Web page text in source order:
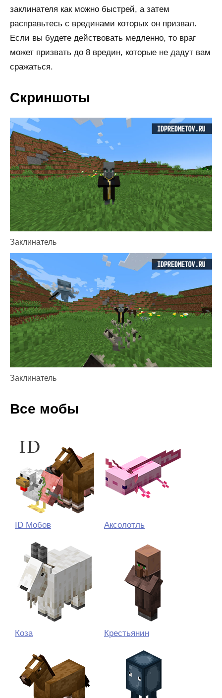
заклинателя как можно быстрей, а затем
расправьтесь с врединами которых он призвал.
Если вы будете действовать медленно, то враг
может призвать до 8 вредин, которые не дадут вам
сражаться.
Скриншоты
Заклинатель
Заклинатель
Все мобы
ID Мобов Аксолотль
Коза Крестьянин